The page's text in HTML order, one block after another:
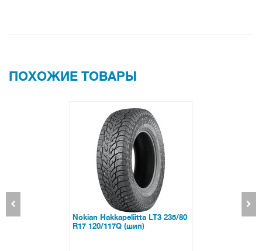
ПОХОЖИЕ ТОВАРЫ
Cooper Discoverer ATT 265/65
R17 116H XL